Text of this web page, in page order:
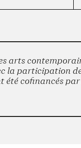
arts
la participation
été cofinancés